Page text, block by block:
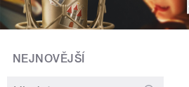
NEJNOVĚJŠÍ